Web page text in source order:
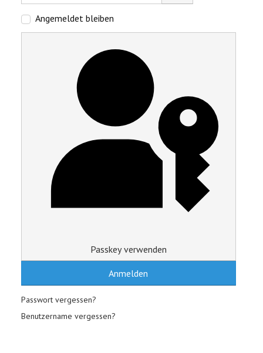
Passwort anzeigen
Angemeldet bleiben
Passkey verwenden
Anmelden
Passwort vergessen?
Benutzername vergessen?